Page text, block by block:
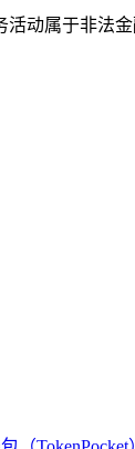
动属于非法